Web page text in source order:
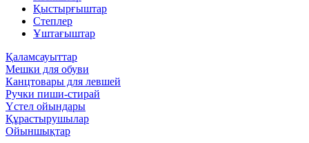
Қыстырғыштар
Степлер
Ұштағыштар
Қаламсауыттар
Мешки для обуви
Канцтовары для левшей
Ручки пиши-стирай
Үстел ойындары
Құрастырушылар
Ойыншықтар